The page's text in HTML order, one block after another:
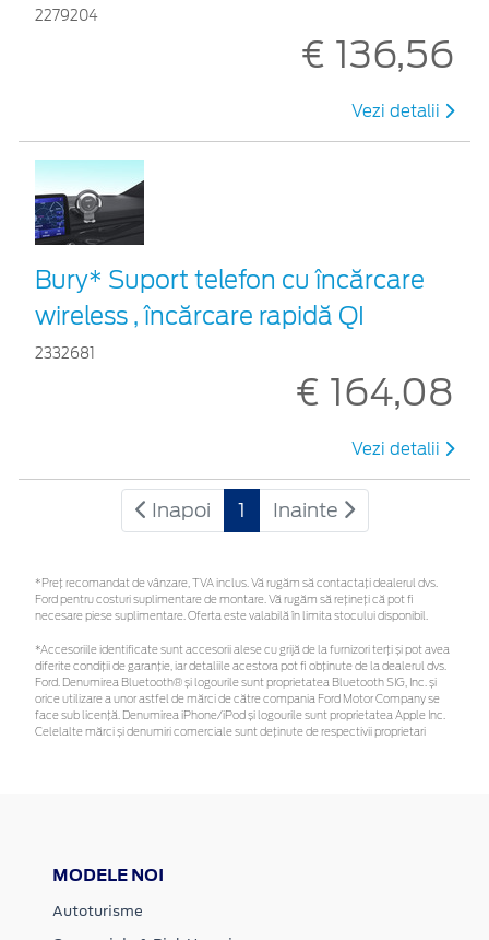
2279204
€ 136,56
Vezi detalii
Bury* Suport telefon cu încărcare
wireless , încărcare rapidă QI
2332681
€ 164,08
Vezi detalii
Inapoi 1 Inainte
*Preţ recomandat de vânzare, TVA inclus. Vă rugăm să contactaţi dealerul dvs.
Ford pentru costuri suplimentare de montare. Vă rugăm să rețineți că pot fi
necesare piese suplimentare. Oferta este valabilă în limita stocului disponibil.
*Accesoriile identificate sunt accesorii alese cu grijă de la furnizori terți și pot avea
diferite condiții de garanție, iar detaliile acestora pot fi obținute de la dealerul dvs.
Ford. Denumirea Bluetooth® și logourile sunt proprietatea Bluetooth SIG, Inc. și
orice utilizare a unor astfel de mărci de către compania Ford Motor Company se
face sub licență. Denumirea iPhone/iPod și logourile sunt proprietatea Apple Inc.
Celelalte mărci și denumiri comerciale sunt deținute de respectivii proprietari
MODELE NOI
Autoturisme